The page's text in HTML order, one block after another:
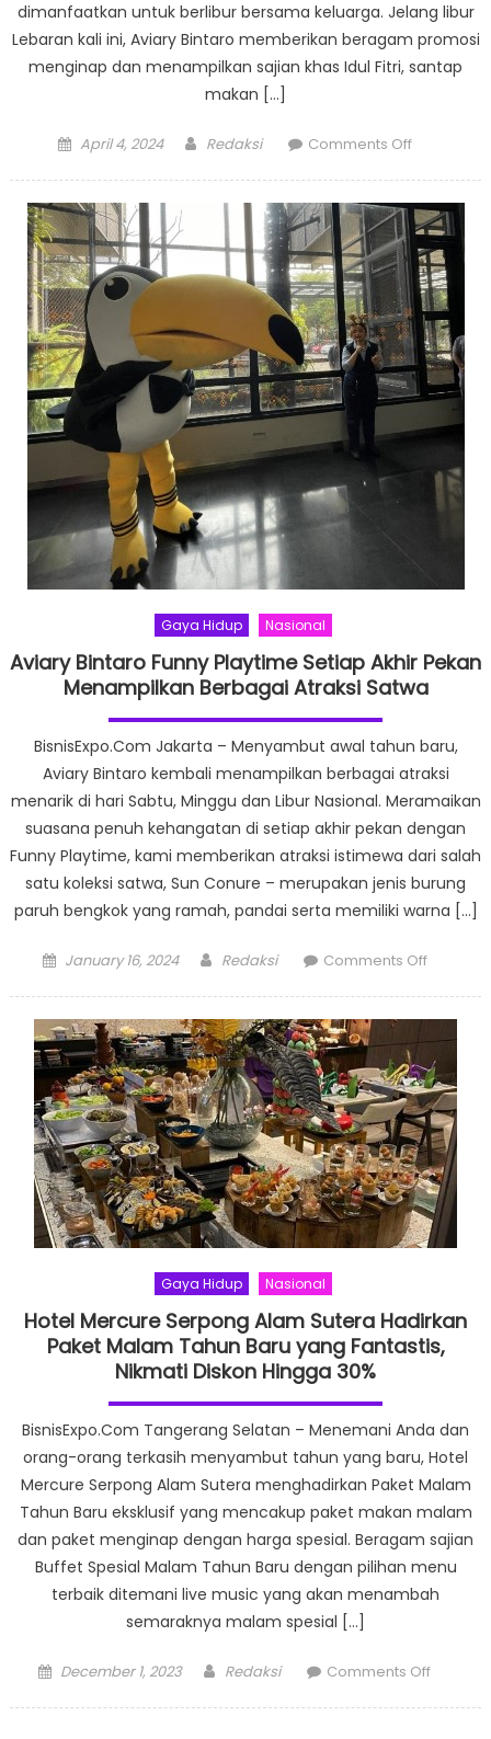
dimanfaatkan untuk berlibur bersama keluarga. Jelang libur
Lebaran kali ini, Aviary Bintaro memberikan beragam promosi
menginap dan menampilkan sajian khas Idul Fitri, santap
makan […]
Posted
April 4, 2024 Author
Redaksi Comments Offon
Rayakan
Lebaran
Penuh
Sensasi
Gaya Hidup Nasional
Aviary Bintaro Funny Playtime Setiap Akhir Pekan
Menampilkan Berbagai Atraksi Satwa
BisnisExpo.Com Jakarta – Menyambut awal tahun baru,
Aviary Bintaro kembali menampilkan berbagai atraksi
menarik di hari Sabtu, Minggu dan Libur Nasional. Meramaikan
suasana penuh kehangatan di setiap akhir pekan dengan
Funny Playtime, kami memberikan atraksi istimewa dari salah
satu koleksi satwa, Sun Conure – merupakan jenis burung
paruh bengkok yang ramah, pandai serta memiliki warna […]
Posted
January 16, 2024 Author
Redaksi Comments Offon
Playtime
Setiap
Akhir
Pekan
Atraksi
Satwa
Gaya Hidup Nasional
Hotel Mercure Serpong Alam Sutera Hadirkan
Paket Malam Tahun Baru yang Fantastis,
Nikmati Diskon Hingga 30%
BisnisExpo.Com Tangerang Selatan – Menemani Anda dan
orang-orang terkasih menyambut tahun yang baru, Hotel
Mercure Serpong Alam Sutera menghadirkan Paket Malam
Tahun Baru eksklusif yang mencakup paket makan malam
dan paket menginap dengan harga spesial. Beragam sajian
Buffet Spesial Malam Tahun Baru dengan pilihan menu
terbaik ditemani live music yang akan menambah
semaraknya malam spesial […]
Posted
December 1, 2023 Author
Redaksi Comments Offon